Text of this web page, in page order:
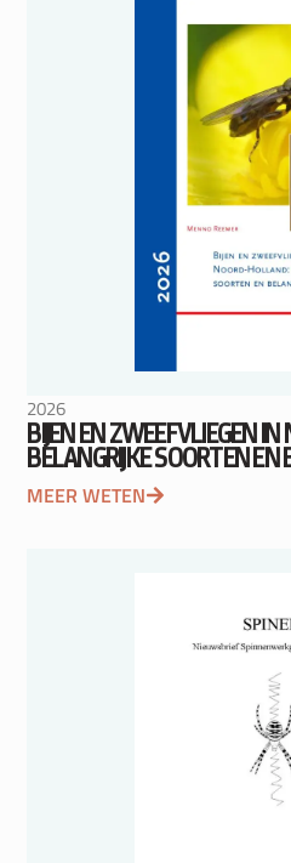
2026
BIJEN EN ZWEEFVLIEGEN
BELANGRIJKE SOORTEN EN
MEER WETEN